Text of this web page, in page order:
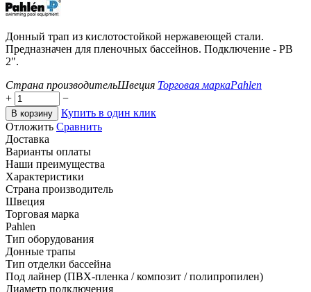
Донный трап из кислотостойкой нержавеющей стали.
Предназначен для пленочных бассейнов. Подключение - РВ
2".
Страна производительШвеция Торговая маркаPahlen
+
−
В корзину
Купить в один клик
Отложить Сравнить
Доставка
Варианты оплаты
Наши преимущества
Характеристики
Страна производитель
Швеция
Торговая марка
Pahlen
Тип оборудования
Донные трапы
Тип отделки бассейна
Под лайнер (ПВХ-пленка / композит / полипропилен)
Диаметр подключения